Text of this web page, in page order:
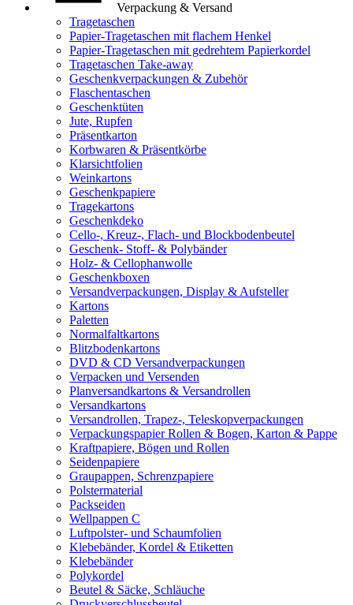
Verpackung & Versand
Tragetaschen
Papier-Tragetaschen mit flachem Henkel
Papier-Tragetaschen mit gedrehtem Papierkordel
Tragetaschen Take-away
Geschenkverpackungen & Zubehör
Flaschentaschen
Geschenktüten
Jute, Rupfen
Präsentkarton
Korbwaren & Präsentkörbe
Klarsichtfolien
Weinkartons
Geschenkpapiere
Tragekartons
Geschenkdeko
Cello-, Kreuz-, Flach- und Blockbodenbeutel
Geschenk- Stoff- & Polybänder
Holz- & Cellophanwolle
Geschenkboxen
Versandverpackungen, Display & Aufsteller
Kartons
Paletten
Normalfaltkartons
Blitzbodenkartons
DVD & CD Versandverpackungen
Verpacken und Versenden
Planversandkartons & Versandrollen
Versandkartons
Versandrollen, Trapez-, Teleskopverpackungen
Verpackungspapier Rollen & Bogen, Karton & Pappe
Kraftpapiere, Bögen und Rollen
Seidenpapiere
Graupappen, Schrenzpapiere
Polstermaterial
Packseiden
Wellpappen C
Luftpolster- und Schaumfolien
Klebebänder, Kordel & Etiketten
Klebebänder
Polykordel
Beutel & Säcke, Schläuche